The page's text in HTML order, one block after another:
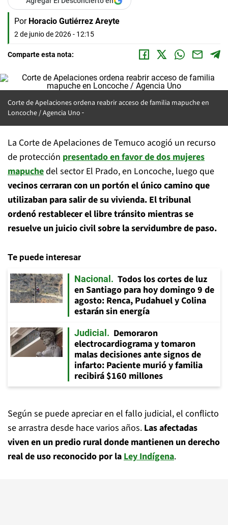
Por Horacio Gutiérrez Areyte
2 de junio de 2026 - 12:15
Comparte esta nota:
Corte de Apelaciones ordena reabrir acceso de familia mapuche en
Loncoche / Agencia Uno
La Corte de Apelaciones de Temuco acogió un recurso
de protección presentado en favor de dos mujeres
mapuchedel sector El Prado, en Loncoche, luego que
vecinos cerraran con un portón el único camino que
utilizaban para salir de su vivienda. El tribunal
ordenó restablecer el libre tránsito mientras se
resuelve un juicio civil sobre la servidumbre de paso.
Te puede interesar
Nacional
Todos los cortes de luz
en Santiago para hoy domingo 9 de
agosto: Renca, Pudahuel y Colina
estarán sin energía
Judicial
Demoraron
electrocardiograma y tomaron
malas decisiones ante signos de
infarto: Paciente murió y familia
recibirá $160 millones
Según se puede apreciar en el fallo judicial, el conflicto
se arrastra desde hace varios años. Las afectadas
viven en un predio rural donde mantienen un derecho
real de uso reconocido por laLey Indígena.